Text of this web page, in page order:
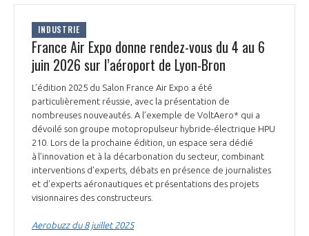
INDUSTRIE
France Air Expo donne rendez-vous du 4 au 6
juin 2026 sur l’aéroport de Lyon-Bron
L’édition 2025 du Salon France Air Expo a été
particulièrement réussie, avec la présentation de
nombreuses nouveautés. A l’exemple de VoltAero* qui a
dévoilé son groupe motopropulseur hybride-électrique HPU
210. Lors de la prochaine édition, un espace sera dédié
à l’innovation et à la décarbonation du secteur, combinant
interventions d’experts, débats en présence de journalistes
et d’experts aéronautiques et présentations des projets
visionnaires des constructeurs.
Aerobuzz du 8 juillet 2025